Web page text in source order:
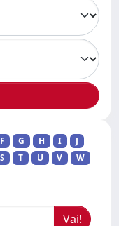
F G H I
J
S T U V
W